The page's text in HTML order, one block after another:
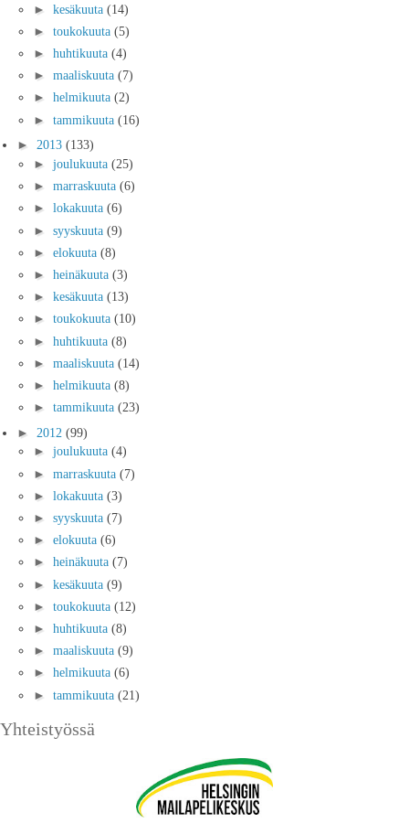
► kesäkuuta (14)
► toukokuuta (5)
► huhtikuuta (4)
► maaliskuuta (7)
► helmikuuta (2)
► tammikuuta (16)
► 2013 (133)
► joulukuuta (25)
► marraskuuta (6)
► lokakuuta (6)
► syyskuuta (9)
► elokuuta (8)
► heinäkuuta (3)
► kesäkuuta (13)
► toukokuuta (10)
► huhtikuuta (8)
► maaliskuuta (14)
► helmikuuta (8)
► tammikuuta (23)
► 2012 (99)
► joulukuuta (4)
► marraskuuta (7)
► lokakuuta (3)
► syyskuuta (7)
► elokuuta (6)
► heinäkuuta (7)
► kesäkuuta (9)
► toukokuuta (12)
► huhtikuuta (8)
► maaliskuuta (9)
► helmikuuta (6)
► tammikuuta (21)
Yhteistyössä